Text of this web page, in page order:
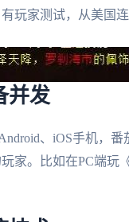
玩家测试，从美国连
并发
、iOS手机，
家。比如在PC端玩